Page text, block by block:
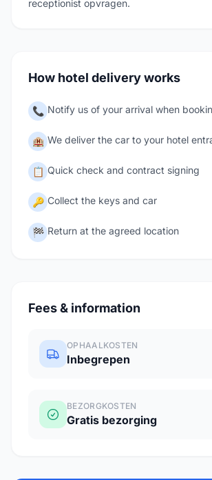
receptionist opvragen.
How hotel delivery works
📞 Notify us of your arrival when
🏨 We deliver the car to your hotel
📋 Quick check and contract signing
🔑 Collect the keys and car
🏁 Return at the agreed location
Fees & information
OPHAALKOSTEN
Inbegrepen
BEZORGKOSTEN
Gratis bezorging